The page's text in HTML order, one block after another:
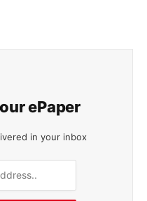
ePaper
in your inbox